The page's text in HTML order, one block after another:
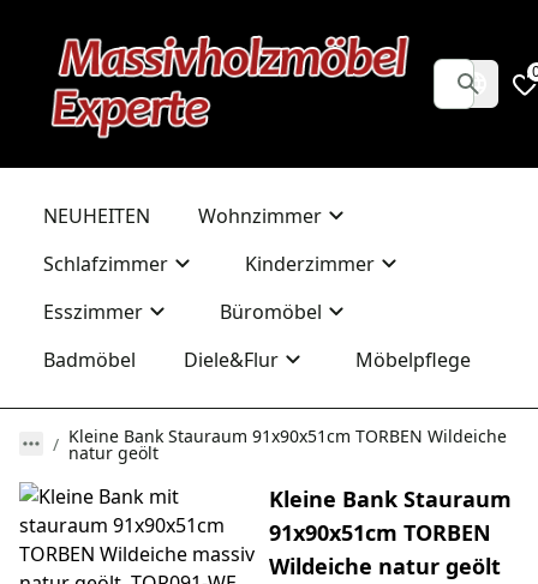
NEUHEITEN
Wohnzimmer
Schlafzimmer
Kinderzimmer
Esszimmer
Büromöbel
Badmöbel
Diele&Flur Möbelpflege
Kleine Bank Stauraum 91x90x51cm TORBEN Wildeiche
natur geölt
Kleine Bank Stauraum
91x90x51cm TORBEN
Wildeiche natur geölt